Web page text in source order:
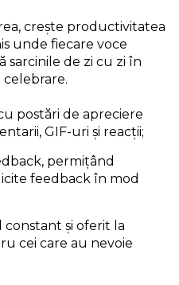
crește productivitatea
unde fiecare voce
sarcinile de zi cu zi în
postări de apreciere
GIF-uri și reacții;
permițând
feedback în mod
și oferit la
cei care au nevoie